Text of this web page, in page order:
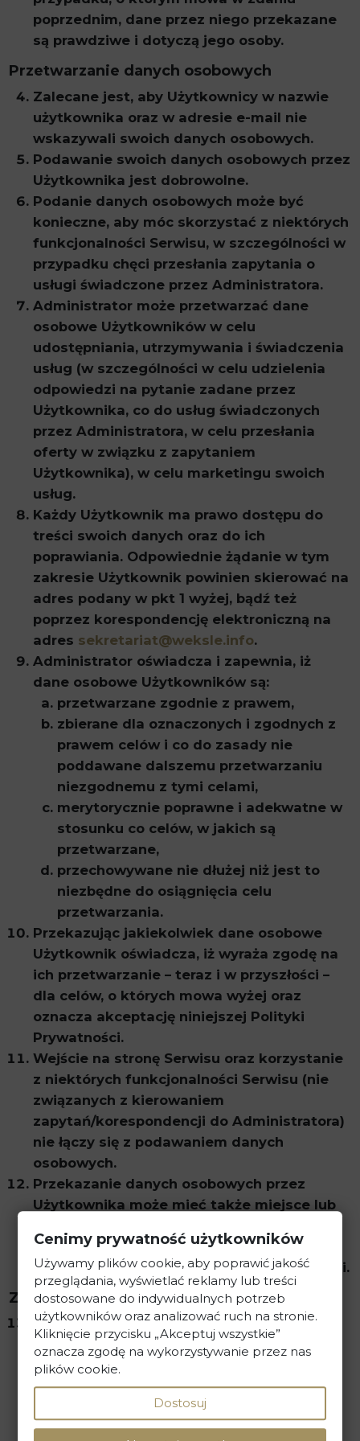
poprzednim, dane przez niego przekazane
są prawdziwe i dotyczą jego osoby.
Przetwarzanie danych osobowych
Zalecane jest, aby Użytkownicy w nazwie
użytkownika oraz w adresie e-mail nie
wskazywali swoich danych osobowych.
Podawanie swoich danych osobowych przez
Użytkownika jest dobrowolne.
Podanie danych osobowych może być
konieczne, aby móc skorzystać z niektórych
funkcjonalności Serwisu, w szczególności w
przypadku chęci przesłania zapytania o
usługi świadczone przez Administratora.
Administrator może przetwarzać dane
osobowe Użytkowników w celu
udostępniania, utrzymywania i świadczenia
usług (w szczególności w celu udzielenia
odpowiedzi na pytanie zadane przez
Użytkownika, co do usług świadczonych
przez Administratora, w celu przesłania
oferty w związku z zapytaniem
Użytkownika), w celu marketingu swoich
usług.
Każdy Użytkownik ma prawo dostępu do
treści swoich danych oraz do ich
poprawiania. Odpowiednie żądanie w tym
zakresie Użytkownik powinien skierować na
adres podany w pkt 1 wyżej, bądź też
poprzez korespondencję elektroniczną na
adres sekretariat@weksle.info.
Administrator oświadcza i zapewnia, iż
dane osobowe Użytkowników są:
przetwarzane zgodnie z prawem,
zbierane dla oznaczonych i zgodnych z
prawem celów i co do zasady nie
poddawane dalszemu przetwarzaniu
niezgodnemu z tymi celami,
merytorycznie poprawne i adekwatne w
stosunku co celów, w jakich są
przetwarzane,
przechowywane nie dłużej niż jest to
niezbędne do osiągnięcia celu
przetwarzania.
Przekazując jakiekolwiek dane osobowe
Użytkownik oświadcza, iż wyraża zgodę na
ich przetwarzanie – teraz i w przyszłości –
dla celów, o których mowa wyżej oraz
oznacza akceptację niniejszej Polityki
Prywatności.
Wejście na stronę Serwisu oraz korzystanie
z niektórych funkcjonalności Serwisu (nie
związanych z kierowaniem
zapytań/korespondencji do Administratora)
nie łączy się z podawaniem danych
osobowych.
Przekazanie danych osobowych przez
Użytkownika może mieć także miejsce lub
przez Użytkownika do Administratora
żądania przekazania określonych informacji.
Zastrzeżenia
Użytkownik nie może korzystając z
jakiejkolwiek funkcjonalności Serwisu
podawać danych osobowych innych
Użytkowników lub osób trzecich nie
będących Użytkownikami, w szczególności
Użytkownik nie może umieszczać danych
Cenimy prywatność użytkowników
Używamy plików cookie, aby poprawić jakość
przeglądania, wyświetlać reklamy lub treści
dostosowane do indywidualnych potrzeb
użytkowników oraz analizować ruch na stronie.
Kliknięcie przycisku „Akceptuj wszystkie”
oznacza zgodę na wykorzystywanie przez nas
plików cookie.
Dostosuj